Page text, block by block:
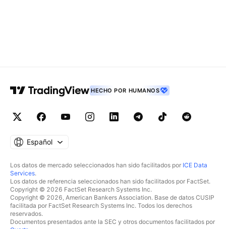
HECHO POR HUMANOS
Español
Los datos de mercado seleccionados han sido facilitados por ICE Data
Services.
Los datos de referencia seleccionados han sido facilitados por FactSet.
Copyright © 2026 FactSet Research Systems Inc.
Copyright © 2026, American Bankers Association. Base de datos CUSIP
facilitada por FactSet Research Systems Inc. Todos los derechos
reservados.
Documentos presentados ante la SEC y otros documentos facilitados por